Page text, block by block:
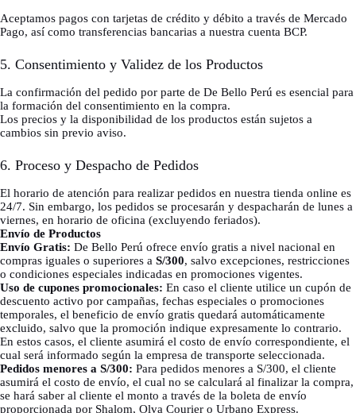
Aceptamos pagos con tarjetas de crédito y débito a través de Mercado
Pago, así como transferencias bancarias a nuestra cuenta BCP.
5. Consentimiento y Validez de los Productos
La confirmación del pedido por parte de De Bello Perú es esencial para
la formación del consentimiento en la compra.
Los precios y la disponibilidad de los productos están sujetos a
cambios sin previo aviso.
6. Proceso y Despacho de Pedidos
El horario de atención para realizar pedidos en nuestra tienda online es
24/7. Sin embargo, los pedidos se procesarán y despacharán de lunes a
viernes, en horario de oficina (excluyendo feriados).
Envío de Productos
Envío Gratis: De Bello Perú ofrece envío gratis a nivel nacional en
compras iguales o superiores a S/300, salvo excepciones, restricciones
o condiciones especiales indicadas en promociones vigentes.
Uso de cupones promocionales: En caso el cliente utilice un cupón de
descuento activo por campañas, fechas especiales o promociones
temporales, el beneficio de envío gratis quedará automáticamente
excluido, salvo que la promoción indique expresamente lo contrario.
En estos casos, el cliente asumirá el costo de envío correspondiente, el
cual será informado según la empresa de transporte seleccionada.
Pedidos menores a S/300: Para pedidos menores a S/300, el cliente
asumirá el costo de envío, el cual no se calculará al finalizar la compra,
se hará saber al cliente el monto a través de la boleta de envío
proporcionada por Shalom, Olva Courier o Urbano Express.